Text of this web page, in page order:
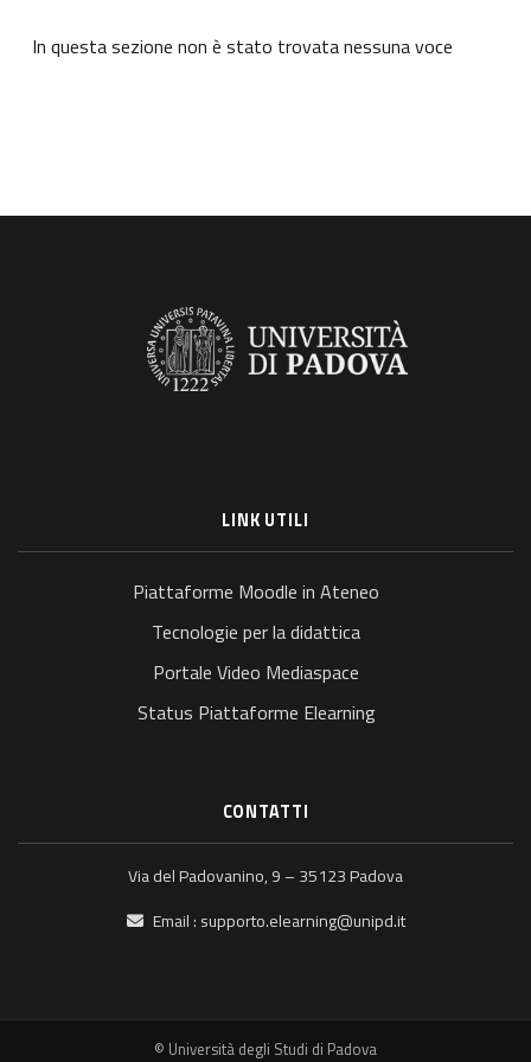
In questa sezione non è stato trovata nessuna voce
LINK UTILI
Piattaforme Moodle in Ateneo
Tecnologie per la didattica
Portale Video Mediaspace
Status Piattaforme Elearning
CONTATTI
Via del Padovanino, 9 – 35123 Padova
Email : supporto.elearning@unipd.it
© Università degli Studi di Padova